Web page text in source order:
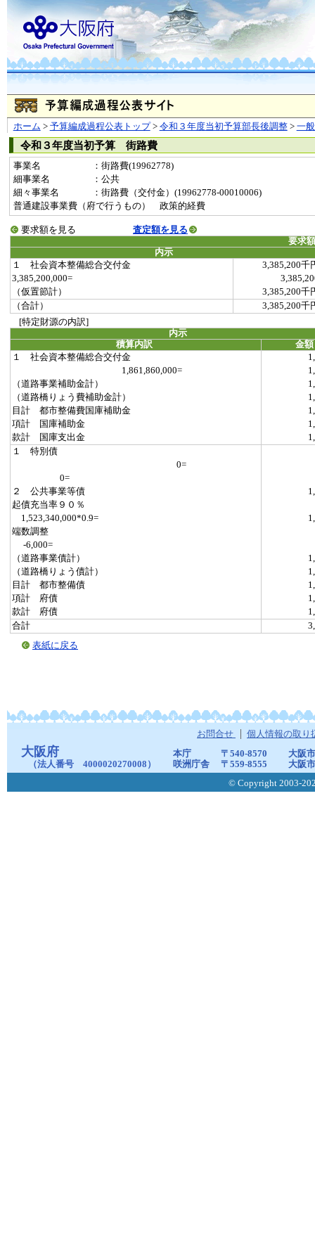
ホーム > 予算編成過程公表トップ> 令和３年度当初予算部長後調整> 一
令和３年度当初予算 街路費
事業名
：街路費(19962778)
細事業名
：公共
細々事業名
：街路費（交付金）(19962778-00010006)
普通建設事業費（府で行うもの） 政策的経費
要求額を見る
査定額を見る
要求
内示
１ 社会資本整備総合交付金
3,385,200千
3,385,200,000=
（仮置節計）
3,385,200千
（合計）
3,385,200千
[特定財源の内訳]
内示
積算内訳
金額
１ 社会資本整備総合交付金
1,861,860,000=
（道路事業補助金計）
（道路橋りょう費補助金計）
目計 都市整備費国庫補助金
項計 国庫補助金
款計 国庫支出金
１ 特別債
0=
0=
２ 公共事業等債
起債充当率９０％
1,523,340,000*0.9=
端数調整
-6,000=
（道路事業債計）
（道路橋りょう債計）
目計 都市整備債
項計 府債
款計 府債
合計
表紙に戻る
お問合せ 個人情報の取り
大阪府
（法人番号 4000020270008）
本庁 〒540-8570
大阪
咲洲庁舎
〒559-8555
大阪
© Copyright 2003-